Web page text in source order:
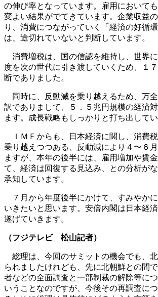
の伸び率となっています。雇用において
変よい結果がでてきています。企業収益
り、消費につながっていく「経済の好循
は、途切れていないと判断しています。
消費増税は、国の信認を維持し、世界
度を次の世代に引き渡していくため、１
断でありました。
同時に、反動減を乗り越えるため、万
訳でありまして、５．５兆円規模の経済
ます。成長戦略もしっかりと打ち出してい
ＩＭＦからも、日本経済に関し、消費税
乗り越えつつある、反動減により４〜６
ますが、本年の後半には、雇用増加や賃
て、経済は回復する見込み、との分析が
承知しています。
７月から年度後半にかけて、すみやか
いきたいと思います。安倍内閣は日本経
遂げていきます。
（フジテレビ 松山記者）
総理は、今回のサミットの機会でも、
られましたけれども、先に北朝鮮との間
者などの全面調査と一部制裁の解除等に
いうことなのですが、今後その再調査に